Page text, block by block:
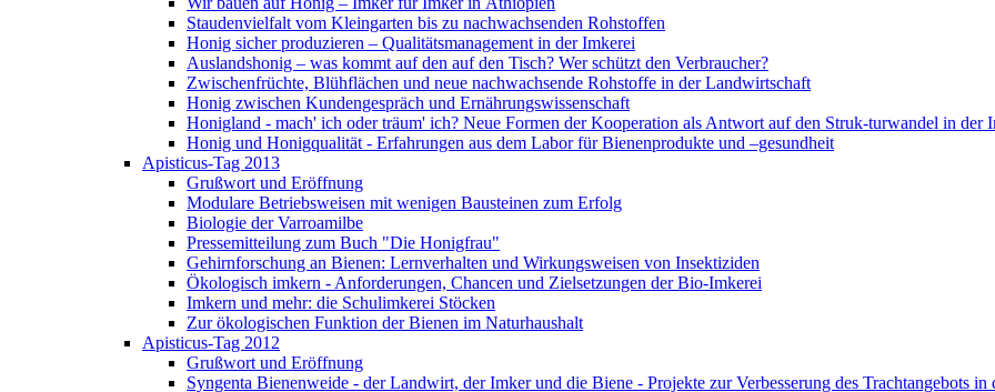
Staudenvielfalt vom Kleingarten bis zu nachwachsenden Rohstoffen
Honig sicher produzieren – Qualitätsmanagement in der Imkerei
Auslandshonig – was kommt auf den auf den Tisch? Wer schützt den Verbraucher?
Zwischenfrüchte, Blühflächen und neue nachwachsende Rohstoffe in der Landwirtschaft
Honig zwischen Kundengespräch und Ernährungswissenschaft
Honigland - mach' ich oder träum' ich? Neue Formen der Kooperation als Antwort auf den Struk-turwandel in der
Honig und Honigqualität - Erfahrungen aus dem Labor für Bienenprodukte und –gesundheit
Apisticus-Tag 2013
Grußwort und Eröffnung
Modulare Betriebsweisen mit wenigen Bausteinen zum Erfolg
Biologie der Varroamilbe
Pressemitteilung zum Buch "Die Honigfrau"
Gehirnforschung an Bienen: Lernverhalten und Wirkungsweisen von Insektiziden
Ökologisch imkern - Anforderungen, Chancen und Zielsetzungen der Bio-Imkerei
Imkern und mehr: die Schulimkerei Stöcken
Zur ökologischen Funktion der Bienen im Naturhaushalt
Apisticus-Tag 2012
Grußwort und Eröffnung
Syngenta Bienenweide - der Landwirt, der Imker und die Biene - Projekte zur Verbesserung des Trachtangebots in